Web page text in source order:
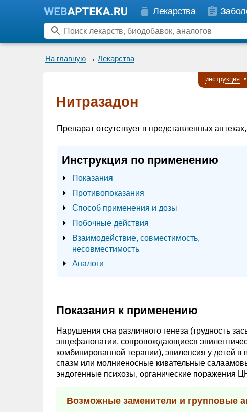
Лекарства
На главную → Лекарства
инструкция •
Нитразадон
Препарат отсутствует в представленных аптеках,
Инструкция по применению
Показания
Противопоказания
Способ применения и дозы
Побочные действия
Взаимодействие, совместимость,
несовместимость
Аналоги
Показания к применению
Нарушения сна различного генеза (трудность
энцефалопатии, сопровождающиеся
комбинированной терапии), эпилепсия у детей
спазм или молниеносные кивательные
эндогенные психозы, органические поражения
Возможные заменители и групповые